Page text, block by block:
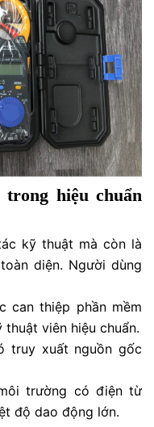
hiệu chuẩn
kỹ thuật mà còn là
diện. Người dùng
can thiệp phần mềm
viên hiệu chuẩn.
truy xuất nguồn gốc
trường có điện từ
độ dao động lớn.